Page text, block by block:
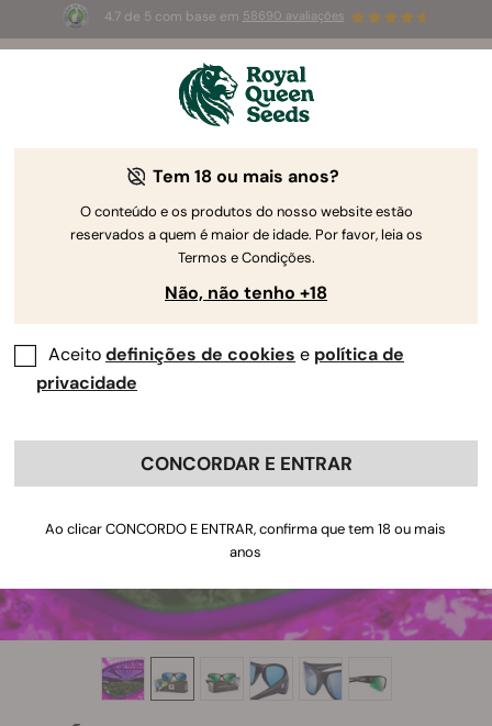
4.7 de 5 com base em 58690 avaliações
Summer Sales: até 50%
de desconto! ⏤
Tem 18 ou mais anos?
O conteúdo e os produtos do nosso website estão
reservados a quem é maior de idade. Por favor, leia os
Termos e Condições.
Não, não tenho +18
Aceitodefinições de cookies e política de
privacidade
CONCORDAR E ENTRAR
Ao clicar CONCORDO E ENTRAR, confirma que tem 18 ou mais
anos